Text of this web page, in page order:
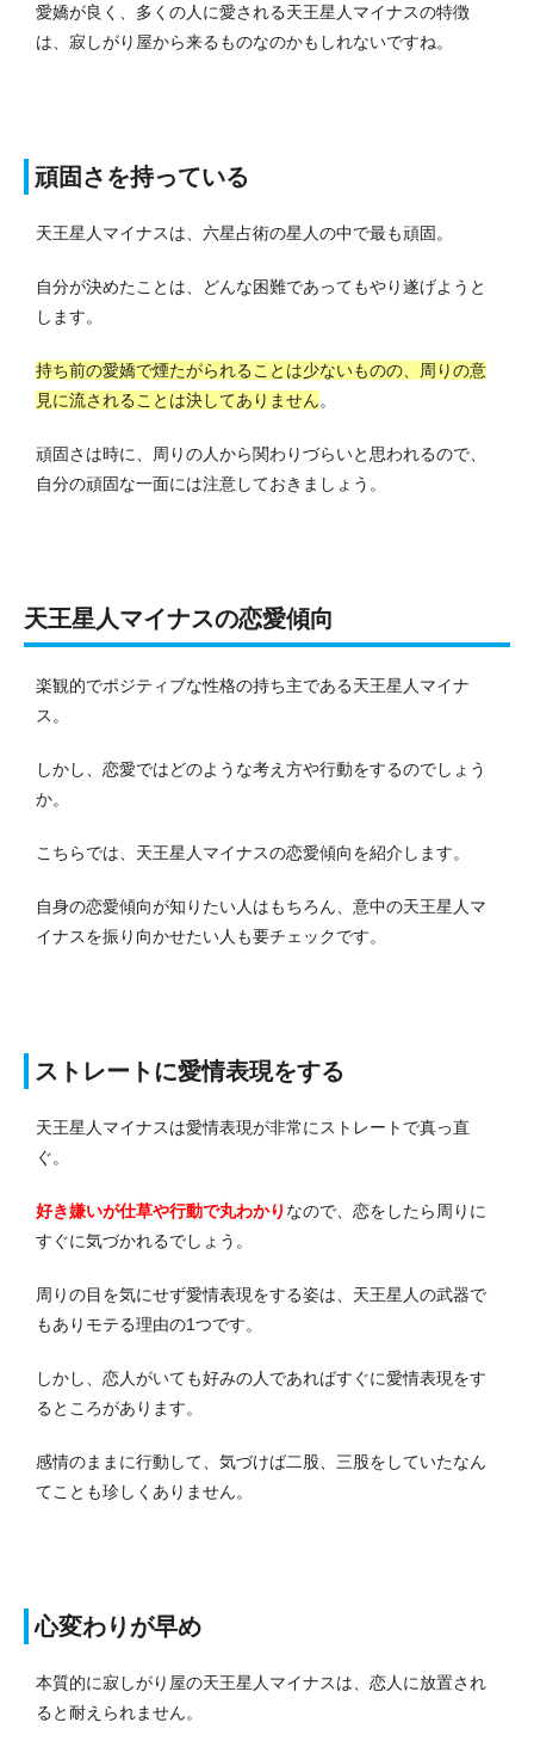
愛嬌が良く、多くの人に愛される天王星人マイナスの特徴
は、寂しがり屋から来るものなのかもしれないですね。
頑固さを持っている
天王星人マイナスは、六星占術の星人の中で最も頑固。
自分が決めたことは、どんな困難であってもやり遂げようと
します。
持ち前の愛嬌で煙たがられることは少ないものの、周りの意
見に流されることは決してありません。
頑固さは時に、周りの人から関わりづらいと思われるので、
自分の頑固な一面には注意しておきましょう。
天王星人マイナスの恋愛傾向
楽観的でポジティブな性格の持ち主である天王星人マイナ
ス。
しかし、恋愛ではどのような考え方や行動をするのでしょう
か。
こちらでは、天王星人マイナスの恋愛傾向を紹介します。
自身の恋愛傾向が知りたい人はもちろん、意中の天王星人マ
イナスを振り向かせたい人も要チェックです。
ストレートに愛情表現をする
天王星人マイナスは愛情表現が非常にストレートで真っ直
ぐ。
好き嫌いが仕草や行動で丸わかり なので、恋をしたら周りに
すぐに気づかれるでしょう。
周りの目を気にせず愛情表現をする姿は、天王星人の武器で
もありモテる理由の1つです。
しかし、恋人がいても好みの人であればすぐに愛情表現をす
るところがあります。
感情のままに行動して、気づけば二股、三股をしていたなん
てことも珍しくありません。
心変わりが早め
本質的に寂しがり屋の天王星人マイナスは、恋人に放置され
ると耐えられません。